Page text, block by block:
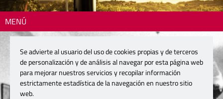
MENÚ
Se advierte al usuario del uso de cookies propias y de terceros
de personalización y de análisis al navegar por esta página web
para mejorar nuestros servicios y recopilar información
estrictamente estadística de la navegación en nuestro sitio
web.